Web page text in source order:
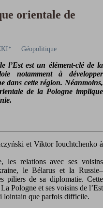
orientale de
Géopolitique
l’Est est un élément-clé de la
notamment à développer
dans cette région. Néanmoins,
de la Pologne implique
les relations avec ses voisins
le Bélarus et la Russie–
piliers de sa diplomatie. Cette
Pologne et ses voisins de l’Est
lointain que parfois difficile.